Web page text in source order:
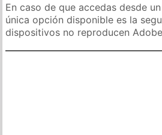
En caso de que accedas desde
única opción disponible es la
dispositivos no reproducen